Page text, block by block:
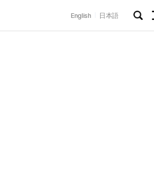
English 日本語
검